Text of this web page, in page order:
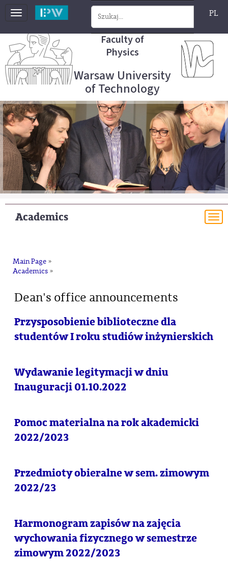
Toggle
PL
Faculty of
Physics
Warsaw University
of Technology
Academics
Main Page »
Academics »
Dean's office announcements
Przysposobienie biblioteczne dla
studentów I roku studiów inżynierskich
Wydawanie legitymacji w dniu
Inauguracji 01.10.2022
Pomoc materialna na rok akademicki
2022/2023
Przedmioty obieralne w sem. zimowym
2022/23
Harmonogram zapisów na zajęcia
wychowania fizycznego w semestrze
zimowym 2022/2023